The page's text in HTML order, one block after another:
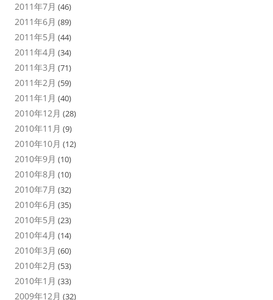
2011年7月 (46)
2011年6月 (89)
2011年5月 (44)
2011年4月 (34)
2011年3月 (71)
2011年2月 (59)
2011年1月 (40)
2010年12月 (28)
2010年11月 (9)
2010年10月 (12)
2010年9月 (10)
2010年8月 (10)
2010年7月 (32)
2010年6月 (35)
2010年5月 (23)
2010年4月 (14)
2010年3月 (60)
2010年2月 (53)
2010年1月 (33)
2009年12月 (32)